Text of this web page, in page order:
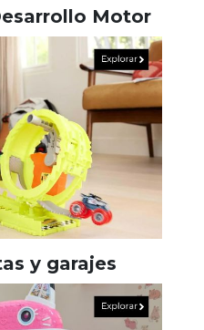
Motor
y garajes